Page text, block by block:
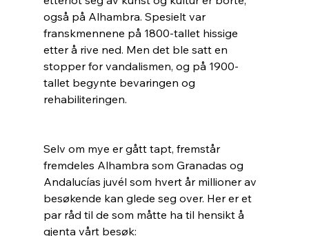
også på Alhambra. Spesielt var
franskmennene på 1800-tallet hissige
etter å rive ned. Men det ble satt en
stopper for vandalismen, og på 1900-
tallet begynte bevaringen og
rehabiliteringen.
Selv om mye er gått tapt, fremstår
fremdeles Alhambra som Granadas og
Andalucías juvél som hvert år millioner av
besøkende kan glede seg over. Her er et
par råd til de som måtte ha til hensikt å
gjenta vårt besøk: